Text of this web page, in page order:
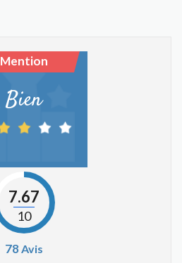
Mention
Bien
7.67
10
78Avis